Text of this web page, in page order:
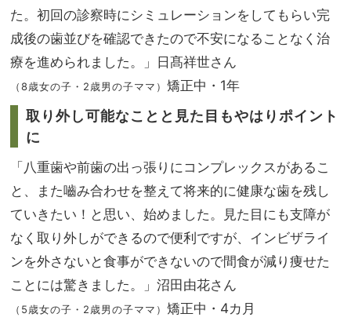
た。初回の診察時にシミュレーションをしてもらい完
成後の歯並びを確認できたので不安になることなく治
療を進められました。」日髙祥世さん
（8歳女の子・2歳男の子ママ） 矯正中・1年
取り外し可能なことと見た目もやはりポイント
に
「八重歯や前歯の出っ張りにコンプレックスがあるこ
と、また嚙み合わせを整えて将来的に健康な歯を残し
ていきたい！と思い、始めました。見た目にも支障が
なく取り外しができるので便利ですが、インビザライ
ンを外さないと食事ができないので間食が減り痩せた
ことには驚きました。」沼田由花さん
（5歳女の子・2歳男の子ママ） 矯正中・4カ月